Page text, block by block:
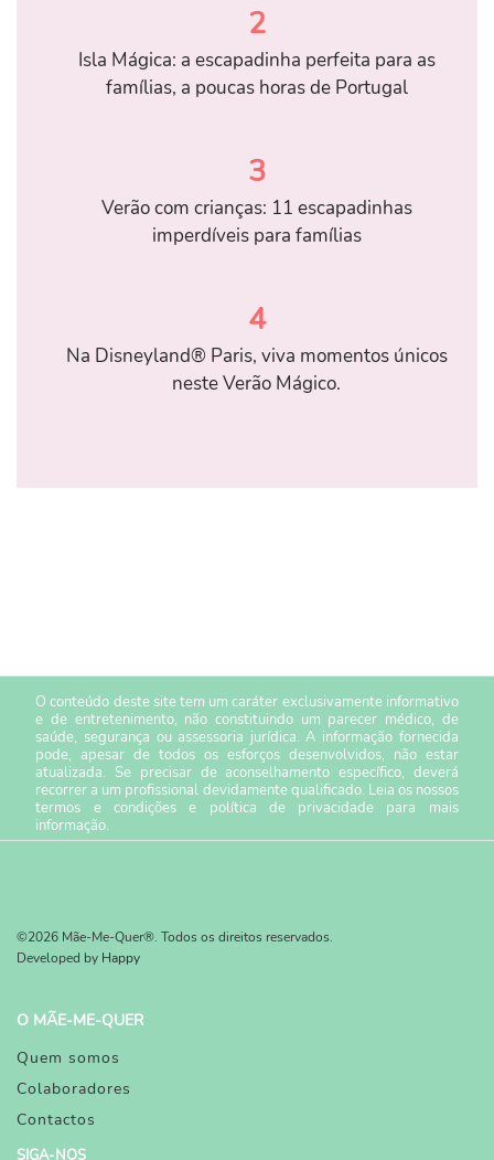
2
Isla Mágica: a escapadinha perfeita para as
famílias, a poucas horas de Portugal
3
Verão com crianças: 11 escapadinhas
imperdíveis para famílias
4
Na Disneyland® Paris, viva momentos únicos
neste Verão Mágico.
O conteúdo deste site tem um caráter exclusivamente informativo
e de entretenimento, não constituindo um parecer médico, de
saúde, segurança ou assessoria jurídica. A informação fornecida
pode, apesar de todos os esforços desenvolvidos, não estar
atualizada. Se precisar de aconselhamento específico, deverá
recorrer a um profissional devidamente qualificado. Leia os nossos
termos e condiçõese política de privacidade para mais
informação.
©2026 Mãe-Me-Quer®. Todos os direitos reservados.
Developed by Happy
O MÃE-ME-QUER
Quem somos
Colaboradores
Contactos
SIGA-NOS